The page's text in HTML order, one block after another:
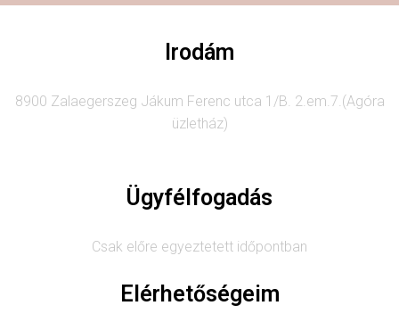
Irodám
8900 Zalaegerszeg Jákum Ferenc utca 1/B. 2.em.7.(Agóra
üzletház)
Ügyfélfogadás
Csak előre egyeztetett időpontban
Elérhetőségeim